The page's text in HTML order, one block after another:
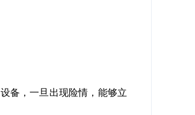
备，一旦出现险情，能够立